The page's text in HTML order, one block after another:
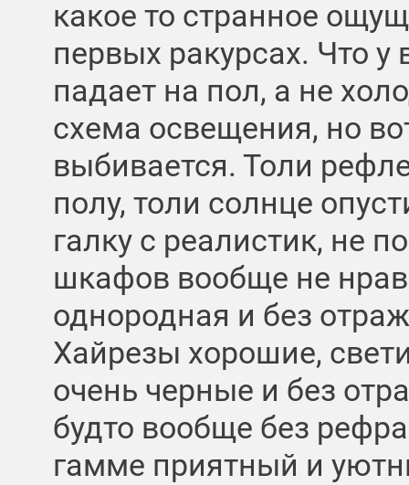
какое то странное
первых ракурсах. Что у
падает на пол, а не
схема освещения, но
выбивается. Толи
полу, толи солнце
галку с реалистик, не
шкафов вообще не
однородная и без
Хайрезы хорошие,
очень черные и без
будто вообще без
гамме приятный и